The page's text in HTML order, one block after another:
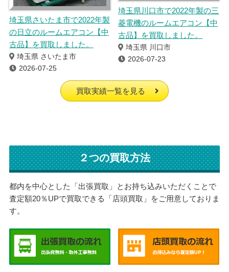
埼玉県さいたま市で2022年製
の日立のルームエアコン【中
古品】を買取しました。
埼玉県 さいたま市
2026-07-25
埼玉県川口市で2022年製の三
菱電機のルームエアコン【中
古品】を買取しました。
埼玉県 川口市
2026-07-23
買取実績一覧を見る
２つの買取方法
都内を中心とした「出張買取」とお持ち込みいただくことで
査定額20％UPで買取できる「店頭買取」をご用意しておりま
す。